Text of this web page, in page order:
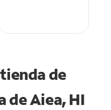
de
de Aiea, HI